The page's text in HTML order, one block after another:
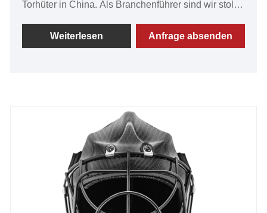
Torhüter in China. Als Branchenführer sind wir stolz
für ihre Erschwinglichkeit, herausragende Qualität,
fortschrittliche Produktionstechnologie und moderne
potenziellen Kunden aufzubauen.
Weiterlesen Anfrage absenden